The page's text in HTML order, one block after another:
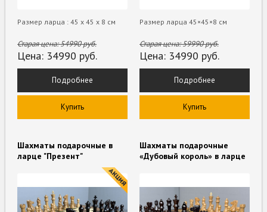
Размер ларца : 45 х 45 х 8 см
Старая цена:54990руб.
Цена: 34990 руб.
Подробнее
Купить
Размер ларца 45×45×8 см
Старая цена:59990руб.
Цена: 34990 руб.
Подробнее
Купить
Шахматы подарочные в
ларце "Презент"
Шахматы подарочные
«Дубовый король» в ларце